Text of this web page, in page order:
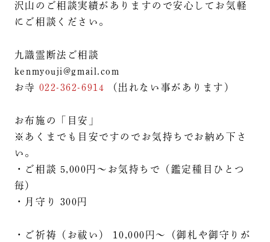
沢山のご相談実績がありますので安心してお気軽
にご相談ください。
九識霊断法ご相談
kenmyouji@gmail.com
お寺 022-362-6914 （出れない事があります）
お布施の「目安」
※あくまでも目安ですのでお気持ちでお納め下さ
い。
・ご相談 5,000円〜お気持ちで（鑑定種目ひとつ
毎）
・月守り 300円
・ご祈祷（お祓い） 10,000円〜（御札や御守りが